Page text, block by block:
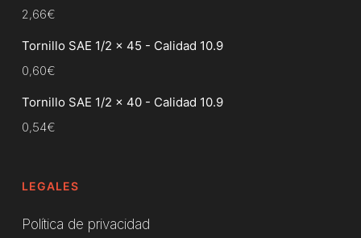
2,66€
Tornillo SAE 1/2 x 45 - Calidad 10.9
0,60€
Tornillo SAE 1/2 x 40 - Calidad 10.9
0,54€
LEGALES
Política de privacidad